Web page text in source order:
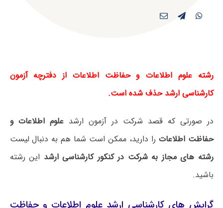
رشته علوم اطلاعات و حفاظت اطلاعات از دفترچه آزمون
کارشناسی ارشد حذف شده است.
در صورتی که قصد شرکت در آزمون ارشد علوم اطلاعات و
حفاظت اطلاعات را دارید، ممکن است شما هم به دنبال لیست
رشته های مجاز به شرکت در کنکور کارشناسی ارشد این رشته
باشید.